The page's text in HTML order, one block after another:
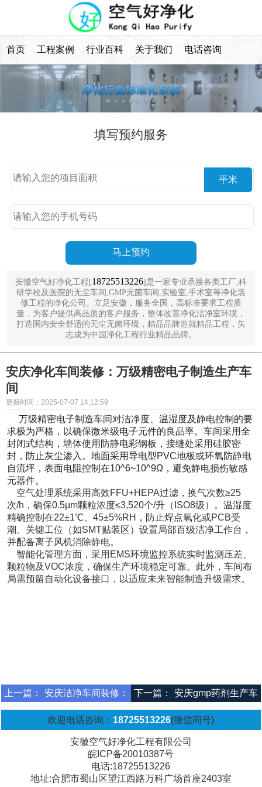
首页 工程案例 行业百科 关于我们 电话咨询
填写预约服务
平米
安徽空气好净化工程[18725513226]是一家专业承接各类工厂,科
研学校及医院的无尘车间,GMP无菌车间,实验室,手术室等净化装
修工程的净化公司。立足安徽，服务全国，高标准要求工程质
量，为客户提供高品质的客户服务，整体改善净化洁净室环境，
打造国内安全舒适的无尘无菌环境，精品品牌造就精品工程，矢
志成为中国净化工程行业精品品牌。
安庆净化车间装修：万级精密电子制造生产车
间
更新时间：2025-07-07 14:12:59
万级精密电子制造车间对洁净度、温湿度及静电控制的要
求极为严格，以确保微米级电子元件的良品率。车间采用全
封闭式结构，墙体使用防静电彩钢板，接缝处采用硅胶密
封，防止灰尘渗入。地面采用导电型PVC地板或环氧防静电
自流坪，表面电阻控制在10^6~10^9Ω，避免静电损伤敏感
元器件。
空气处理系统采用高效FFU+HEPA过滤，换气次数≥25
次/h，确保0.5μm颗粒浓度≤3,520个/升（ISO8级）。温湿度
精确控制在22±1℃、45±5%RH，防止焊点氧化或PCB受
潮。关键工位（如SMT贴装区）设置局部百级洁净工作台，
并配备离子风机消除静电。
智能化管理方面，采用EMS环境监控系统实时监测压差、
颗粒物及VOC浓度，确保生产环境稳定可靠。此外，车间布
局需预留自动化设备接口，以适应未来智能制造升级需求。
上一篇：
安庆洁净车间装修：
行业创新之数字化与绿色化转
型
下一篇：
安庆gmp药剂生产车
间净化工程
欢迎电话咨询： 18725513226(微信同号)
安徽空气好净化工程有限公司
皖ICP备20010387号
电话:18725513226
地址:合肥市蜀山区望江西路万科广场首座2403室